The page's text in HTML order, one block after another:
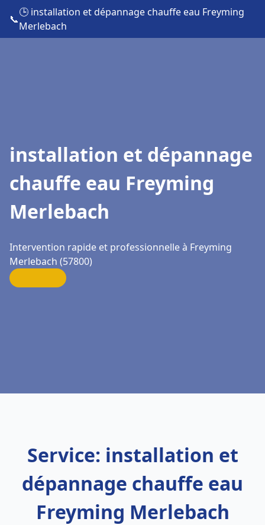
📞
🕒 installation et dépannage chauffe eau Freyming
Merlebach
installation et dépannage
chauffe eau Freyming
Merlebach
Intervention rapide et professionnelle à Freyming
Merlebach (57800)
Service: installation et
dépannage chauffe eau
Freyming Merlebach